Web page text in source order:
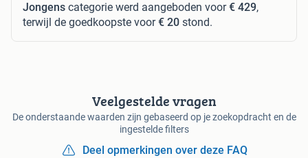
Jongens categorie werd aangeboden voor€ 429,
terwijl de goedkoopste voor€ 20 stond.
Veelgestelde vragen
De onderstaande waarden zijn gebaseerd op je zoekopdracht en de
ingestelde filters
Deel opmerkingen over deze FAQ